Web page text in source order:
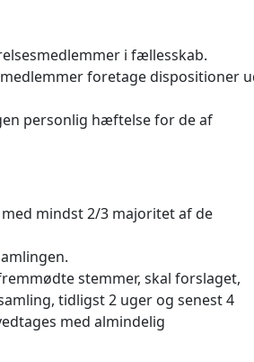
i fællesskab.
foretage dispositioner
personlig hæftelse for de af
mindst 2/3 majoritet af de
stemmer, skal forslaget,
tidligst 2 uger og senest 4
med almindelig